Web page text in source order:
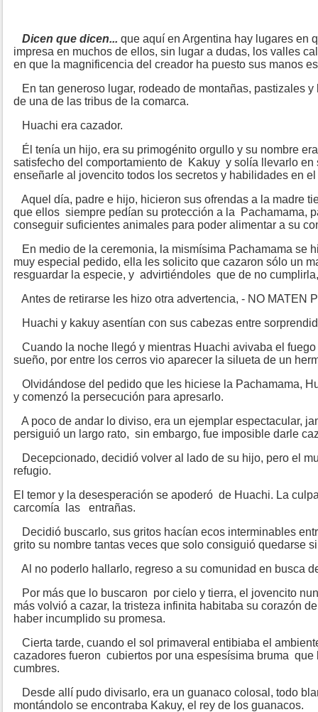
Dicen que dicen... que aquí en Argentina hay lugares en
impresa en muchos de ellos, sin lugar a dudas, los valles
en que la magnificencia del creador ha puesto sus manos
En tan generoso lugar, rodeado de montañas, pastizales
de una de las tribus de la comarca.
Huachi era cazador.
Él tenía un hijo, era su primogénito orgullo y su nombre
satisfecho del comportamiento de Kakuy y solía llevarlo en
enseñarle al jovencito todos los secretos y habilidades en
Aquel día, padre e hijo, hicieron sus ofrendas a la madre
que ellos siempre pedían su protección a la Pachamama,
conseguir suficientes animales para poder alimentar a su
En medio de la ceremonia, la mismísima Pachamama se
muy especial pedido, ella les solicito que cazaron sólo un
resguardar la especie, y advirtiéndoles que de no
Antes de retirarse les hizo otra advertencia, - NO MATEN
Huachi y kakuy asentían con sus cabezas entre
Cuando la noche llegó y mientras Huachi avivaba el
sueño, por entre los cerros vio aparecer la silueta de un
Olvidándose del pedido que les hiciese la Pachamama,
y comenzó la persecución para apresarlo.
A poco de andar lo diviso, era un ejemplar espectacular,
persiguió un largo rato, sin embargo, fue imposible darle
Decepcionado, decidió volver al lado de su hijo, pero el
refugio.
El temor y la desesperación se apoderó de Huachi. La
carcomía las entrañas.
Decidió buscarlo, sus gritos hacían ecos interminables
grito su nombre tantas veces que solo consiguió quedarse
Al no poderlo hallarlo, regreso a su comunidad en busca
Por más que lo buscaron por cielo y tierra, el jovencito
más volvió a cazar, la tristeza infinita habitaba su corazón
haber incumplido su promesa.
Cierta tarde, cuando el sol primaveral entibiaba el
cazadores fueron cubiertos por una espesísima bruma que
cumbres.
Desde allí pudo divisarlo, era un guanaco colosal, todo
montándolo se encontraba Kakuy, el rey de los guanacos.